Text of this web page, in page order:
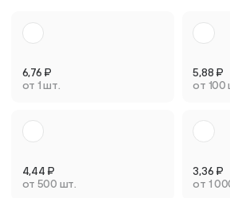
6,76 ₽
от 1 шт.
5,88 ₽
от 100
4,44 ₽
от 500 шт.
3,36 ₽
от 1